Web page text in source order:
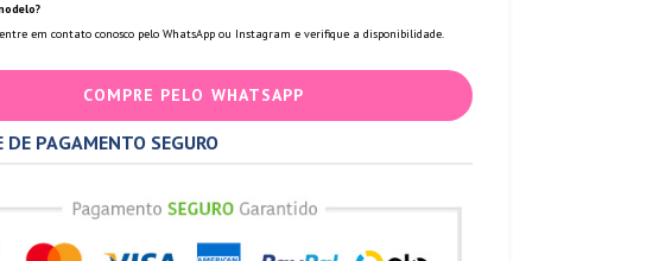
em contato conosco pelo WhatsApp ou Instagram e verifique a disponibilidade.
COMPRE PELO WHATSAPP
PAGAMENTO SEGURO